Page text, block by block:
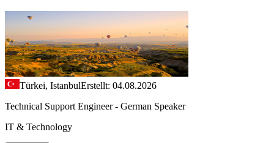
Türkei, IstanbulErstellt: 04.08.2026
Technical Support Engineer - German Speaker
IT & Technology